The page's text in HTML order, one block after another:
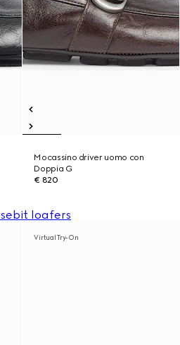
Mocassino driver uomo con
Doppia G
€ 820
Virtual Try-On